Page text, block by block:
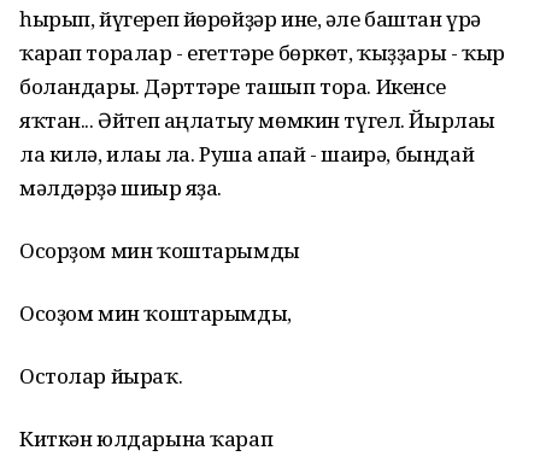
һырып, йүгереп йөрөйҙәр ине, әле баштан үрә
ҡарап торалар - егеттәре бөркөт, ҡыҙҙары - ҡыр
боландары. Дәрттәре ташып тора. Икенсе
яҡтан... Әйтеп аңлатыу мөмкин түгел. Йырлағы
ла килә, илағы ла. Руша апай - шағирә, бындай
мәлдәрҙә шиғыр яҙа.
Осорҙом мин ҡоштарымды
Осоҙом мин ҡоштарымды,
Остолар йыраҡ.
Киткән юлдарына ҡарап